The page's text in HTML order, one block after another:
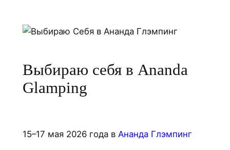
Выбираю себя в Ananda
Glamping
15–17 мая 2026 года в Ананда Глэмпинг